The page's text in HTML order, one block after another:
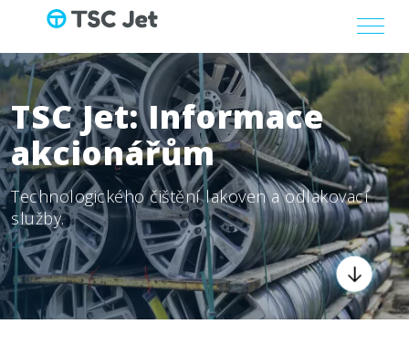
TSC Jet: Informace
akcionářům
Technologického čištění lakoven a odlakovací
služby.